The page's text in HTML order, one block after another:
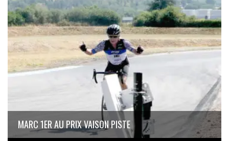
MARC 1ER AU PRIX VAISON PISTE